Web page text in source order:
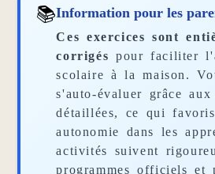
📚Information pour les
Ces exercices sont
corrigés pour faciliter
scolaire à la maison.
s'auto-évaluer grâce
détaillées, ce qui
autonomie dans les
activités suivent
programmes officiels et